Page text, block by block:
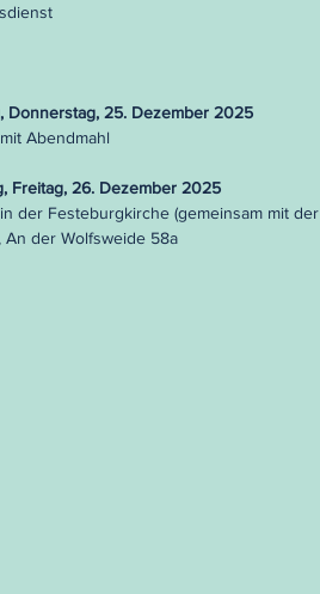
Donnerstag, 25. Dezember 2025
Abendmahl
Freitag, 26. Dezember 2025
der Festeburgkirche (gemeinsam mit der
An der Wolfsweide 58a